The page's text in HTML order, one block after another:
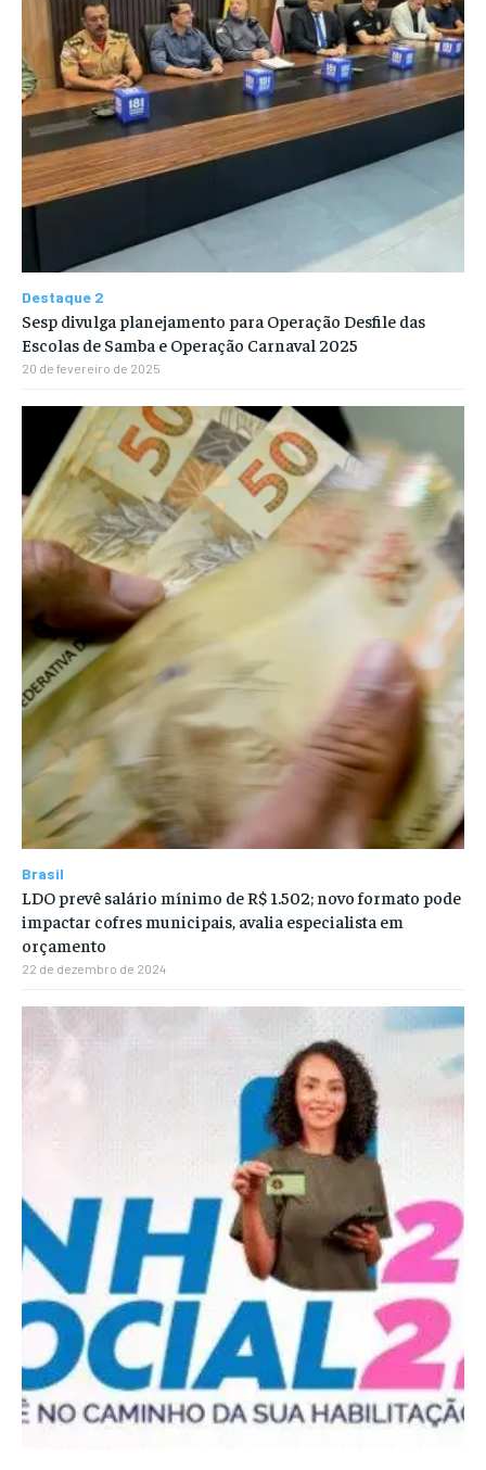
Destaque 2
Sesp divulga planejamento para Operação Desfile das
Escolas de Samba e Operação Carnaval 2025
20 de fevereiro de 2025
Brasil
LDO prevê salário mínimo de R$ 1.502; novo formato pode
impactar cofres municipais, avalia especialista em
orçamento
22 de dezembro de 2024